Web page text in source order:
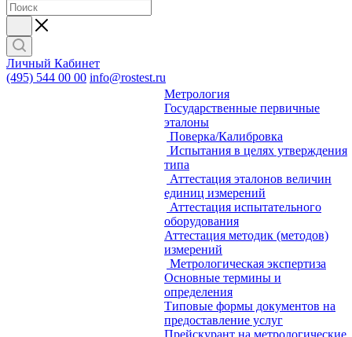
Личный Кабинет
(495) 544 00 00 info@rostest.ru
Метрология
Государственные первичные
эталоны
Поверка/Калибровка
Испытания в целях утверждения
типа
Аттестация эталонов величин
единиц измерений
Аттестация испытательного
оборудования
Аттестация методик (методов)
измерений
Метрологическая экспертиза
Основные термины и
определения
Типовые формы документов на
предоставление услуг
Прейскурант на метрологические